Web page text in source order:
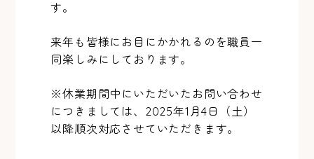
す。
来年も皆様にお目にかかれるのを職員一
同楽しみにしております。
※休業期間中にいただいたお問い合わせ
につきましては、2025年1月4日（土）
以降順次対応させていただきます。